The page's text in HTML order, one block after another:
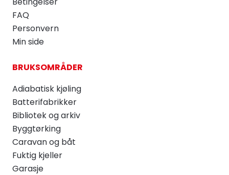
FAQ
Personvern
Min side
BRUKSOMRÅDER
Adiabatisk kjøling
Batterifabrikker
Bibliotek og arkiv
Byggtørking
Caravan og båt
Fuktig kjeller
Garasje